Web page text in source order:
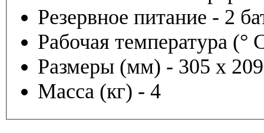
Резервное питание - 2
Рабочая температура
Размеры (мм) - 305 x
Масса (кг) - 4